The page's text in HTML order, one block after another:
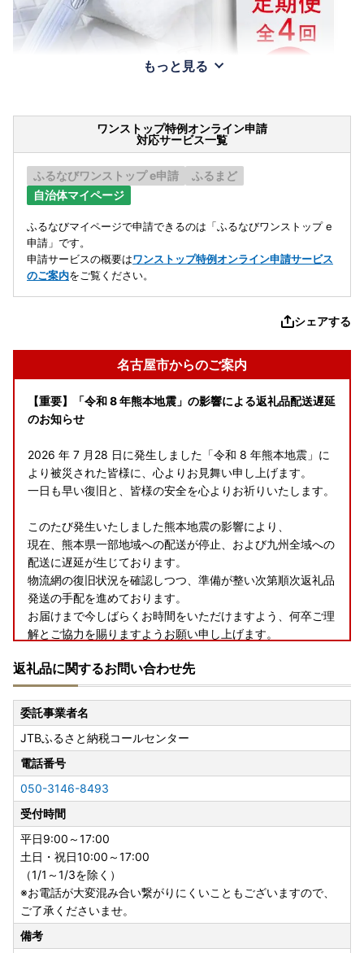
もっと見る
ワンストップ特例オンライン申請
対応サービス一覧
ふるなびワンストップ e申請
ふるまど
自治体マイページ
ふるなびマイページで申請できるのは「ふるなびワンストップ e
申請」です。
申請サービスの概要はワンストップ特例オンライン申請サービス
のご案内をご覧ください。
シェアする
名古屋市からのご案内
【重要】「令和 8 年熊本地震」の影響による返礼品配送遅延
のお知らせ
2026 年 7 月28 日に発生しました「令和 8 年熊本地震」に
より被災された皆様に、心よりお見舞い申し上げます。
一日も早い復旧と、皆様の安全を心よりお祈りいたします。
このたび発生いたしました熊本地震の影響により、
現在、熊本県一部地域への配送が停止、および九州全域への
配送に遅延が生じております。
物流網の復旧状況を確認しつつ、準備が整い次第順次返礼品
発送の手配を進めております。
お届けまで今しばらくお時間をいただけますよう、何卒ご理
解とご協力を賜りますようお願い申し上げます。
返礼品に関するお問い合わせ先
委託事業者名
JTBふるさと納税コールセンター
電話番号
050-3146-8493
受付時間
平日9:00～17:00
土日・祝日10:00～17:00
（1/1～1/3を除く）
※お電話が大変混み合い繋がりにくいこともございますので、
ご了承くださいませ。
備考